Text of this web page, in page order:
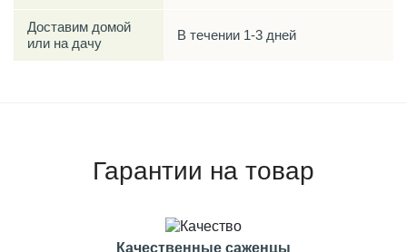
Доставим домой
или на дачу
В течении 1-3 дней
Гарантии на товар
Качественные саженцы